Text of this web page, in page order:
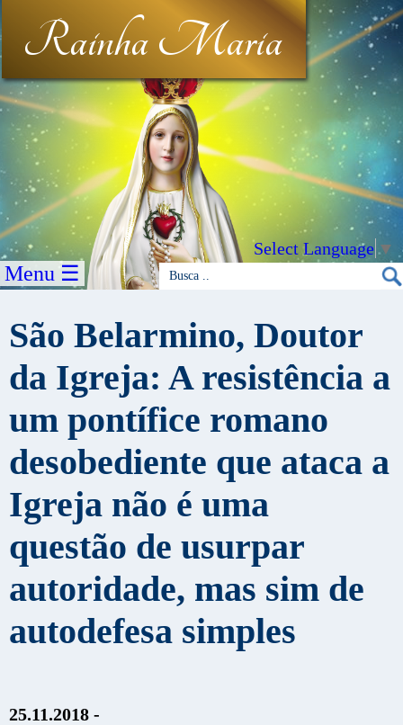
Rainha Maria
Select Language ▼
Menu ☰
São Belarmino, Doutor
da Igreja: A resistência a
um pontífice romano
desobediente que ataca a
Igreja não é uma
questão de usurpar
autoridade, mas sim de
autodefesa simples
25.11.2018 -